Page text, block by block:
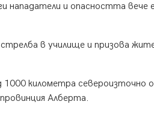
нападатели и опасността вече
в училище и призова
километра североизточно
Алберта.